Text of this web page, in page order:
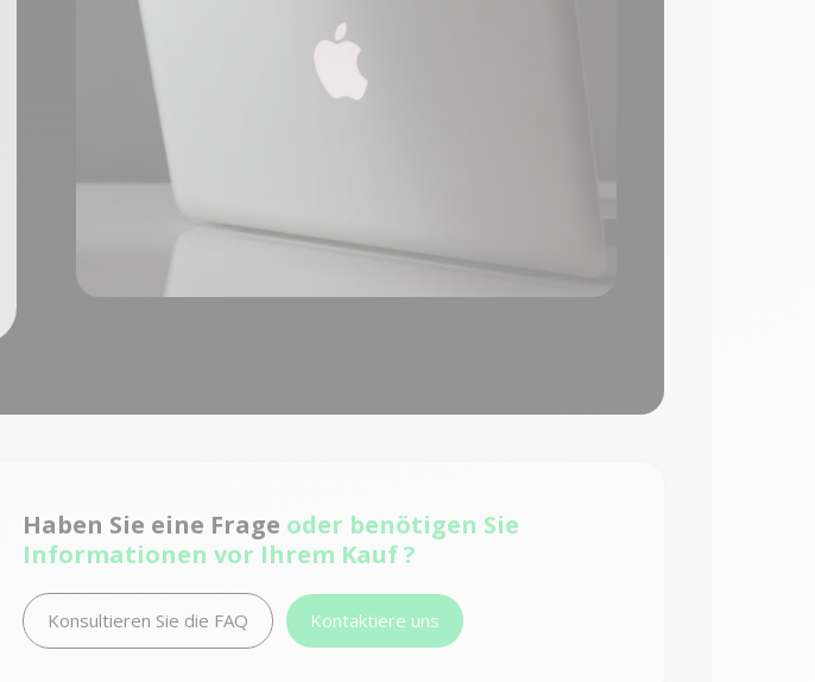
Haben Sie eine Frage oder benötigen Sie
Informationen vor Ihrem Kauf ?
Konsultieren Sie die FAQ Kontaktiere uns